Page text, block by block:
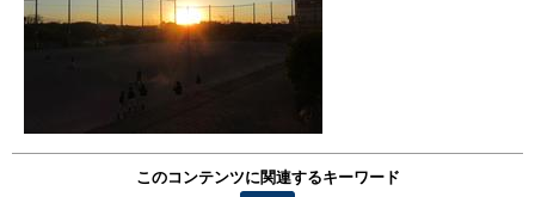
このコンテンツに関連するキーワード